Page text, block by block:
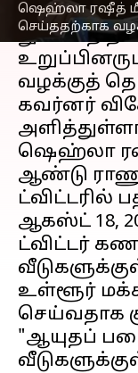
ஷெஹ்லா ரஷீத்
செய்ததற்காக
JNU
துணைத்
வழக்குத்
கவர்னர்
ஷெஹ்லா
ஆண்டு
ட்விட்டரில்
ஆகஸ்ட் 18,
ட்விட்டர்
உள்ளூர்
செய்வதாக
"ஆயுதப்